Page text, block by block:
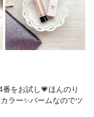
をお試し💗ほんのり
ラー✨バームなのでツ